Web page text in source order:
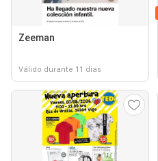
Zeeman
Válido durante 11 días